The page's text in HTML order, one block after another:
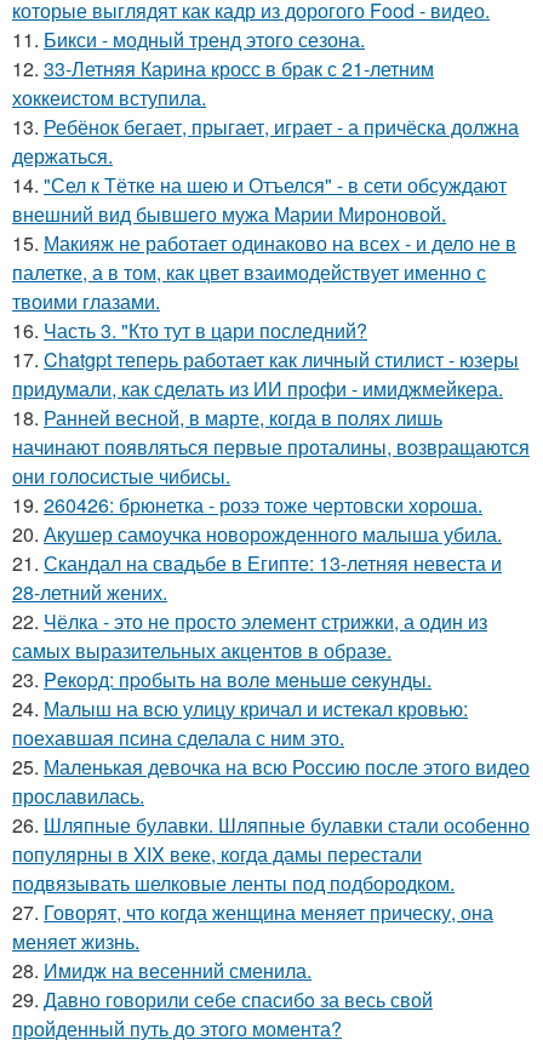
которые выглядят как кадр из дорогого Food - видео.
11. Бикси - модный тренд этого сезона.
12. 33-Летняя Карина кросс в брак с 21-летним
хоккеистом вступила.
13. Ребёнок бегает, прыгает, играет - а причёска должна
держаться.
14. "Сел к Тётке на шею и Отъелся" - в сети обсуждают
внешний вид бывшего мужа Марии Мироновой.
15. Макияж не работает одинаково на всех - и дело не в
палетке, а в том, как цвет взаимодействует именно с
твоими глазами.
16. Часть 3. "Кто тут в цари последний?
17. Chatgpt теперь работает как личный стилист - юзеры
придумали, как сделать из ИИ профи - имиджмейкера.
18. Ранней весной, в марте, когда в полях лишь
начинают появляться первые проталины, возвращаются
они голосистые чибисы.
19. 260426: брюнетка - розэ тоже чертовски хороша.
20. Акушер самоучка новорожденного малыша убила.
21. Скандал на свадьбе в Египте: 13-летняя невеста и
28-летний жених.
22. Чёлка - это не просто элемент стрижки, а один из
самых выразительных акцентов в образе.
23. Peкopд: пpoбыть нa вoлe мeньшe ceкyнды.
24. Малыш на всю улицу кричал и истекал кровью:
поехавшая псина сделала с ним это.
25. Маленькая девочка на всю Россию после этого видео
прославилась.
26. Шляпные булавки. Шляпные булавки стали особенно
популярны в XIX веке, когда дамы перестали
подвязывать шелковые ленты под подбородком.
27. Говорят, что когда женщина меняет прическу, она
меняет жизнь.
28. Имидж на весенний сменила.
29. Давно говорили себе спасибo за весь свой
пройденный путь до этого момента?